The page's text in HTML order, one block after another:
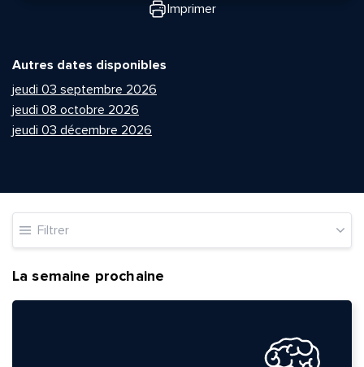
Imprimer
Autres dates disponibles
jeudi 03 septembre 2026
jeudi 08 octobre 2026
jeudi 03 décembre 2026
Filtrer
La semaine prochaine